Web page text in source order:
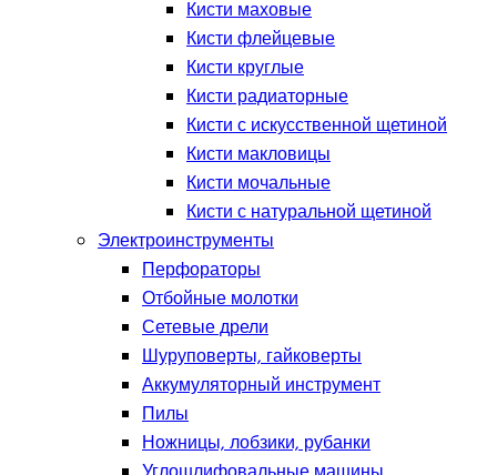
Кисти маховые
Кисти флейцевые
Кисти круглые
Кисти радиаторные
Кисти с искусственной щетиной
Кисти макловицы
Кисти мочальные
Кисти с натуральной щетиной
Электроинструменты
Перфораторы
Отбойные молотки
Сетевые дрели
Шуруповерты, гайковерты
Аккумуляторный инструмент
Пилы
Ножницы, лобзики, рубанки